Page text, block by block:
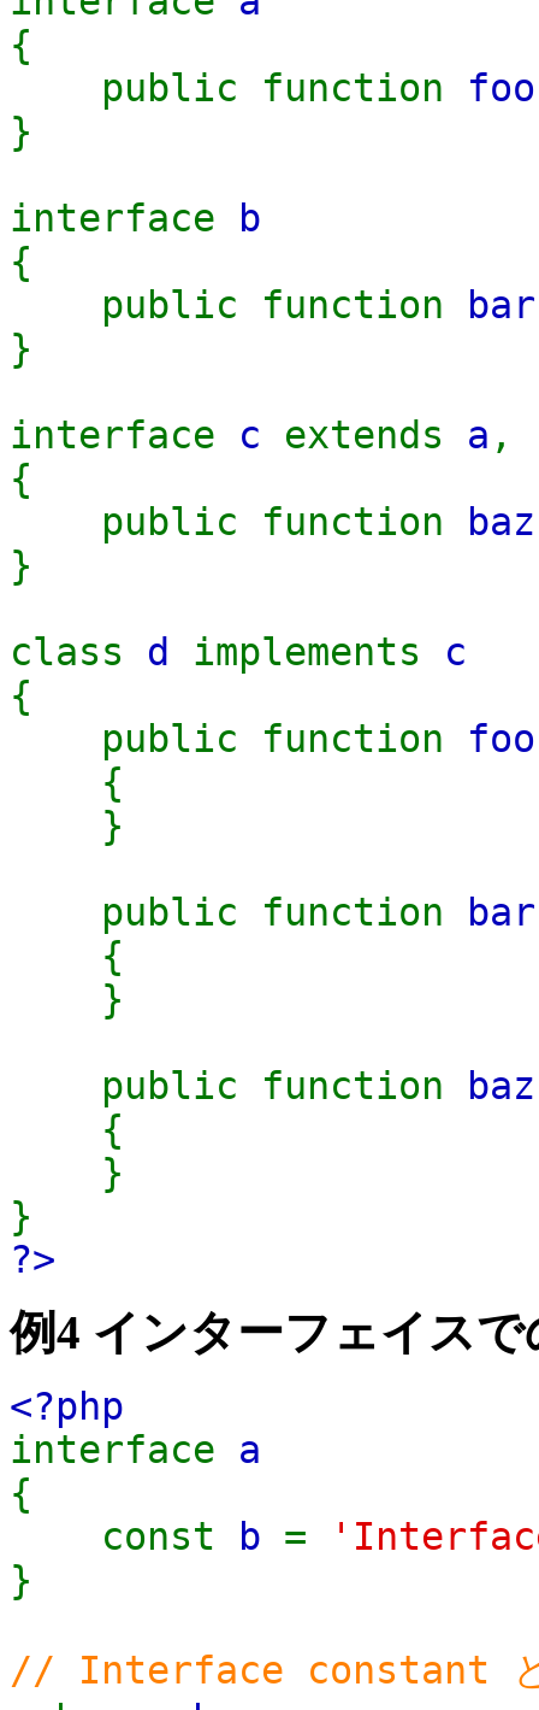
{
public function foo
}
interface
b
{
public function
bar
}
interface c extends a ,
{
public function
baz
}
class d implements c
{
public function foo
{
}
public function
bar
{
}
public function
baz
{
}
}
?>
例4 インターフェイスで
<?php
interface a
{
const
b =
}
// Interface constant と